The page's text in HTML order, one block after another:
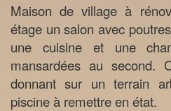
Maison de village à
étage un salon avec
une cuisine et une
mansardées au second.
donnant sur un terrain
piscine à remettre en état.